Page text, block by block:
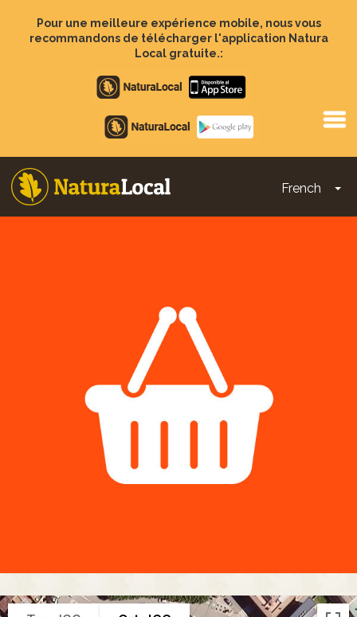
contenu
Pour une meilleure expérience mobile, nous vous
recommandons de télécharger l'application Natura
Local gratuite.:
Apple
store
Google
Play
French
Main